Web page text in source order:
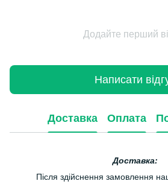
Додайте перший
Написати
Доставка Оплата
Доставка:
Після здійснення замовлення